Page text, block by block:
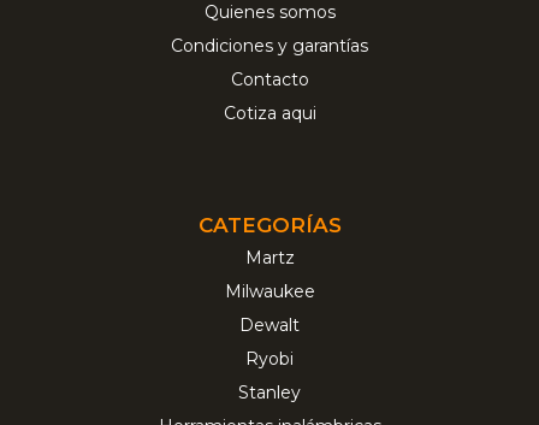
Quienes somos
Condiciones y garantías
Contacto
Cotiza aqui
CATEGORÍAS
Martz
Milwaukee
Dewalt
Ryobi
Stanley